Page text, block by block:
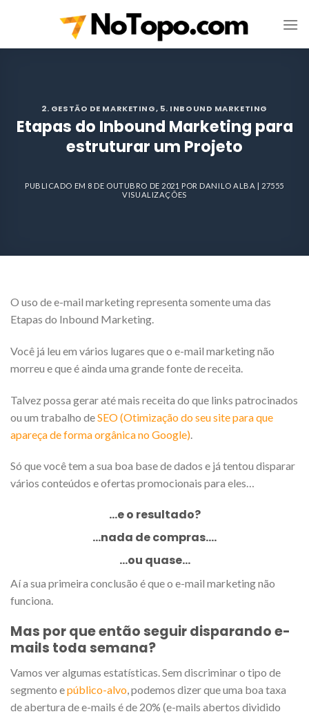
2. GESTÃO DE MARKETING, 5. INBOUND MARKETING
Etapas do Inbound Marketing para
estruturar um Projeto
PUBLICADO EM 8 DE OUTUBRO DE 2021 POR DANILO ALBA | 27555
VISUALIZAÇÕES
O uso de e-mail marketing representa somente uma das
Etapas do Inbound Marketing.
Você já leu em vários lugares que o e-mail marketing não
morreu e que é ainda uma grande fonte de receita.
Talvez possa gerar até mais receita do que links patrocinados
ou um trabalho deSEO (Otimização do seu site para que
apareça de forma orgânica no Google)
Só que você tem a sua boa base de dados e já tentou disparar
vários conteúdos e ofertas promocionais para eles…
…e o resultado?
…nada de compras….
…ou quase…
Aí a sua primeira conclusão é que o e-mail marketing não
funciona.
Mas por que então seguir disparando e-
mails toda semana?
Vamos ver algumas estatísticas. Sem discriminar o tipo de
segmento epúblico-alvo , podemos dizer que uma boa taxa
de abertura de e-mails é de 20% (e-mails abertos dividido